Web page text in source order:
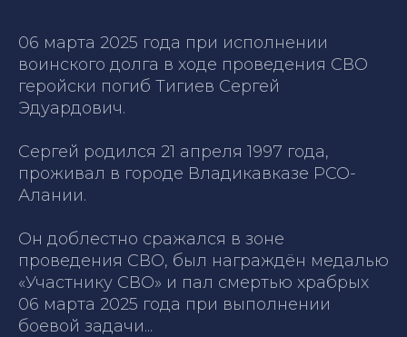
06 марта 2025 года при исполнении
воинского долга в ходе проведения СВО
геройски погиб Тигиев Сергей
Эдуардович.
Сергей родился 21 апреля 1997 года,
проживал в городе Владикавказе РСО-
Алании.
Он доблестно сражался в зоне
проведения СВО, был награждён медалью
«Участнику СВО» и пал смертью храбрых
06 марта 2025 года при выполнении
боевой задачи...